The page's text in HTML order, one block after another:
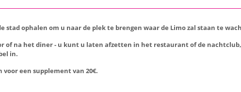
stad ophalen om u naar de plek te brengen waar de Limo zal staan te
of na het diner - u kunt u laten afzetten in het restaurant of de
in.
een supplement van 20€.